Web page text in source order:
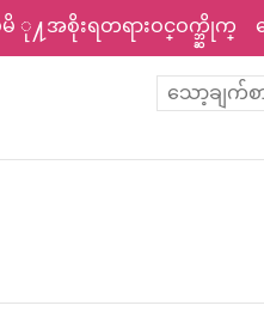
႔အစိုးရတရားဝင္ဝက္ဘ္ဆိုက္